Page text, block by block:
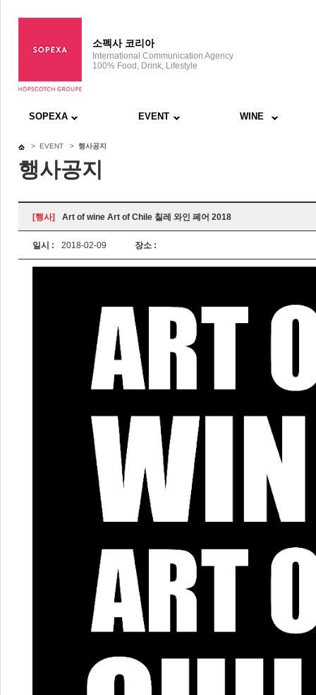
소펙사 코리아
International Communication Agency
100% Food, Drink, Lifestyle
SOPEXA EVENT WINE
> EVENT > 행사공지
행사공지
[행사] Art of wine Art of Chile 칠레 와인 페어 2018
일시 : 2018-02-09 장소 :